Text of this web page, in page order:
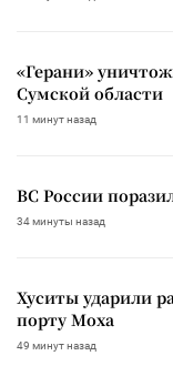
«Герани»
Сумской области
11 минут назад
ВС России
34 минуты назад
Хуситы ударили
порту Моха
49 минут назад